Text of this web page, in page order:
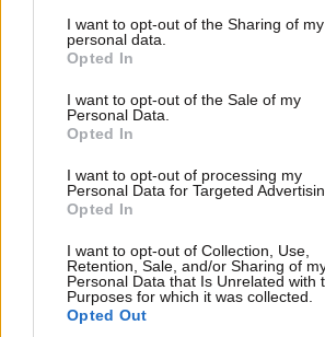
not limited to your visit or usage
grant or deny consent to Google and its
use your data for below specified
consent section.
I want to opt-out of the Sharing of my
personal data.
Opted In
I want to opt-out of the Sale of my
Personal Data.
Opted In
I want to opt-out of processing my
Personal Data for Targeted
Opted In
I want to opt-out of Collection, Use,
Retention, Sale, and/or Sharing of
Personal Data that Is Unrelated with
Purposes for which it was collected.
Opted Out
TRENDING